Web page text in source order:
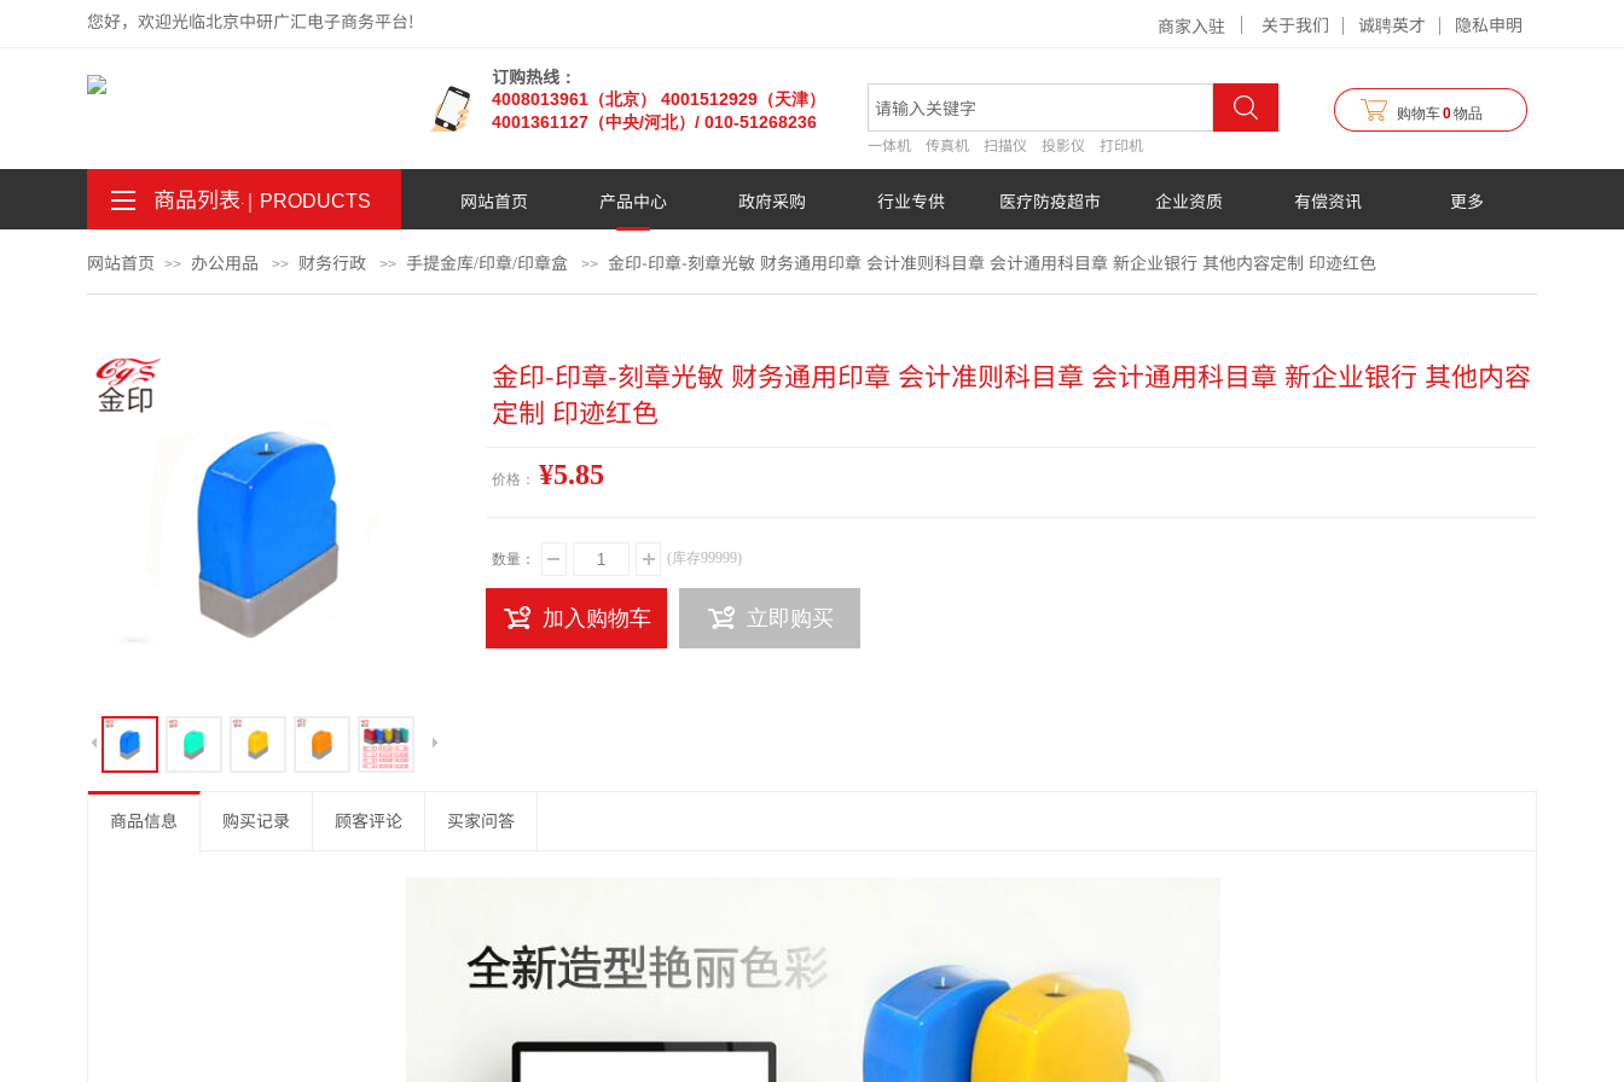
订购热线：
4008013961（北京） 4001512929（天津）
4001361127 （中央/河北） / 010-51268236
一体机 传真机 扫描仪 投影仪 打印机
关于我们 诚聘英才 隐私申明
您好，欢迎光临北京中研广汇电子商务平台!
购物车0物品
商家入驻
商品列表｜ PRODUCTS
.
。 网站首页 产品中心 政府采购 行业专供 医疗防疫超市 企业资质 有偿资讯 更多
网站首页 >> 办公用品 >> 财务行政 >> 手提金库/印章/印章盒 >> 金印-印章-刻章光敏 财务通用印章 会计准则科目章 会计通用科目章 新企业银行 其他内容定制 印迹红色
金印-印章-刻章光敏 财务通用印章 会计准则科目章 会计通用科目章 新企业银行 其他内容
定制 印迹红色
价格： ¥5.85
数量： (库存99999)
加入购物车 立即购买
商品信息 购买记录 顾客评论 买家问答